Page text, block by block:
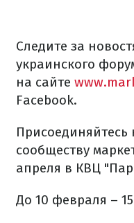
Следите за
украинского
на сайте
Facebook.
сообществу
апреля в КВЦ
До 10 февраля –